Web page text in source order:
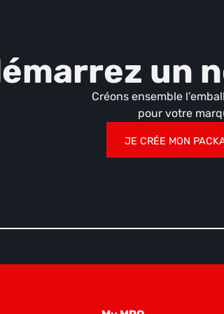
un
Créons ensemble
pour votre
JE CRÉE MON